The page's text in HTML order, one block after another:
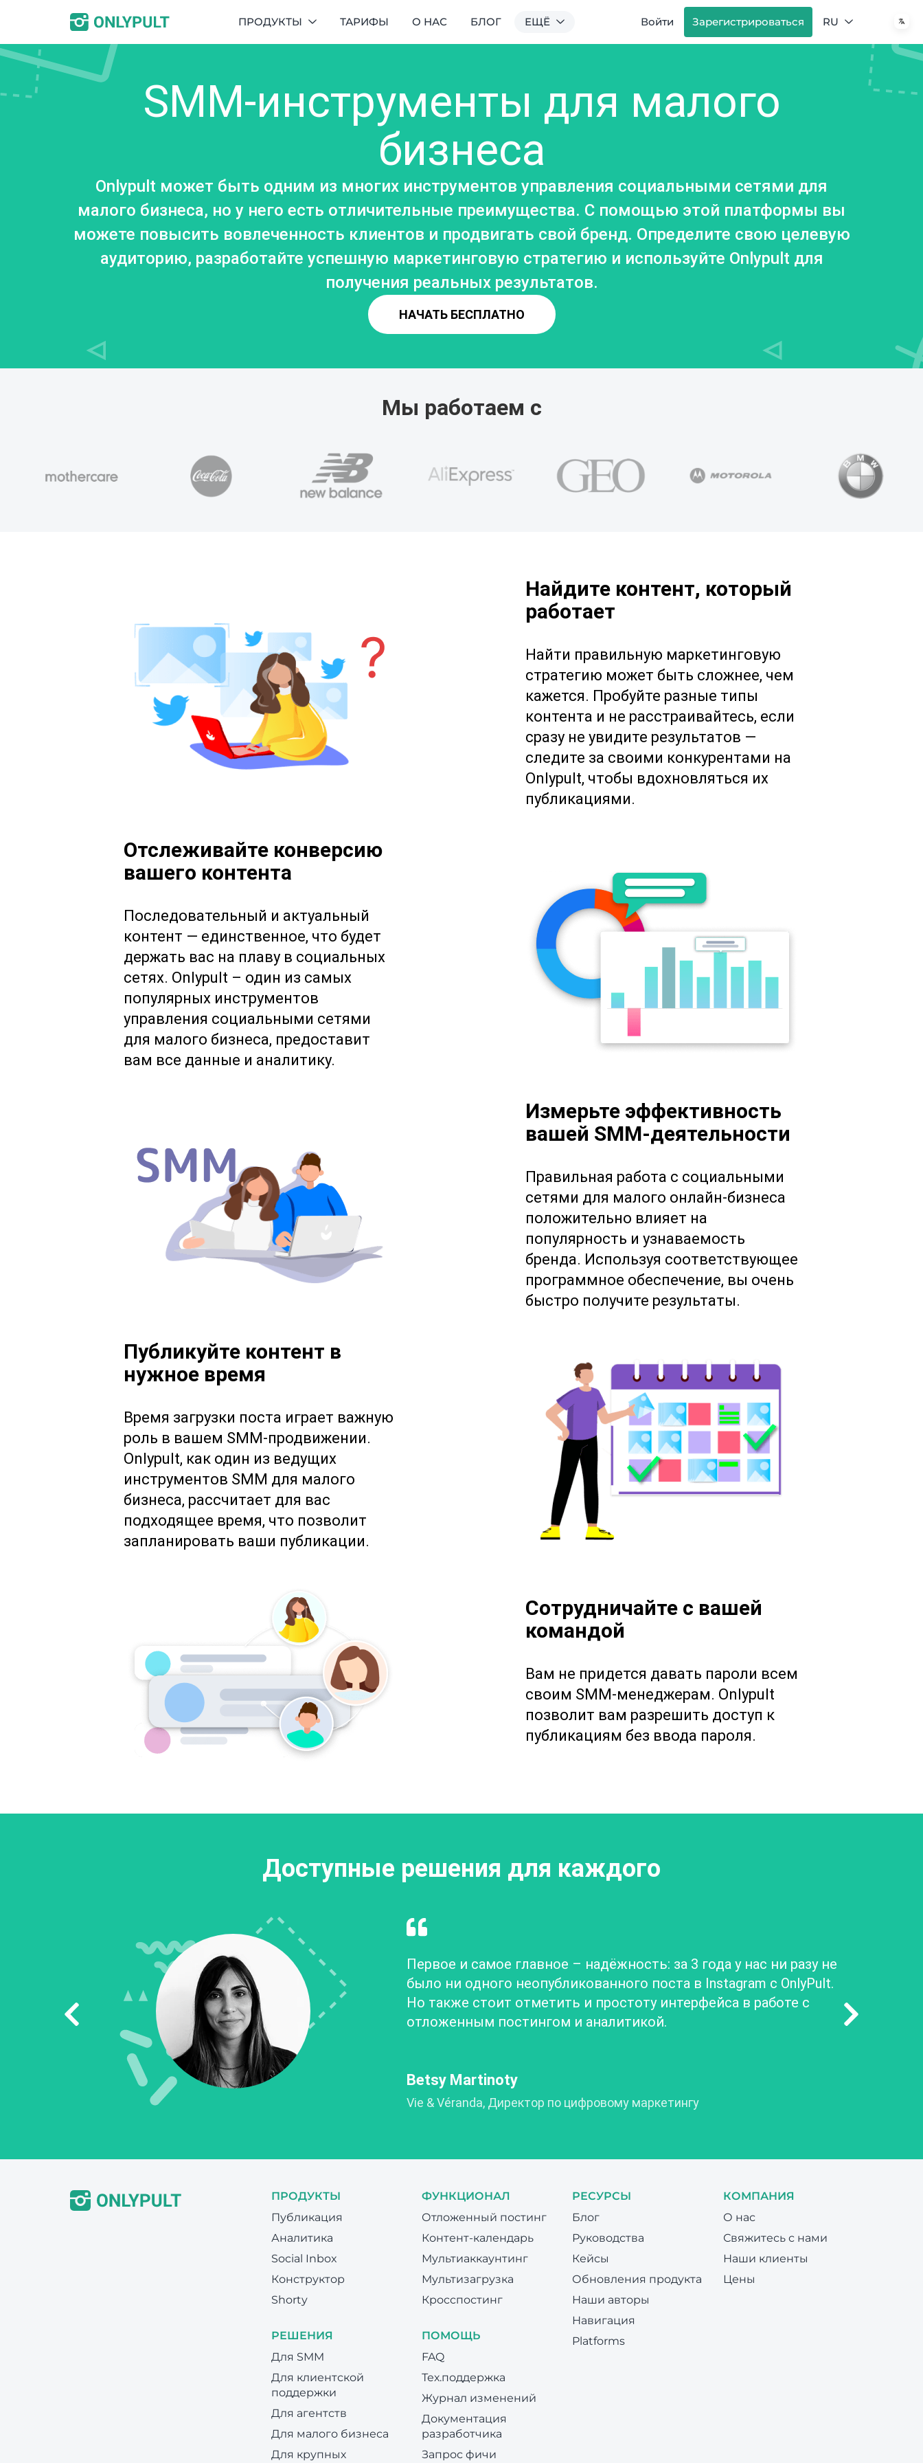
ПРОДУКТЫ ТАРИФЫ О НАС БЛОГ ЕЩЁ Войти Зарегистрироваться RU
SMM-инструменты для малого
бизнеса
Onlypult может быть одним из многих инструментов управления социальными сетями для
малого бизнеса, но у него есть отличительные преимущества. С помощью этой платформы вы
можете повысить вовлеченность клиентов и продвигать свой бренд. Определите свою целевую
аудиторию, разработайте успешную маркетинговую стратегию и используйте Onlypult для
получения реальных результатов.
НАЧАТЬ БЕСПЛАТНО
Мы работаем с
Найдите контент, который
работает
Найти правильную маркетинговую
стратегию может быть сложнее, чем
кажется. Пробуйте разные типы
контента и не расстраивайтесь, если
сразу не увидите результатов —
следите за своими конкурентами на
Onlypult, чтобы вдохновляться их
публикациями.
Отслеживайте конверсию
вашего контента
Последовательный и актуальный
контент — единственное, что будет
держать вас на плаву в социальных
сетях. Onlypult – один из самых
популярных инструментов
управления социальными сетями
для малого бизнеса, предоставит
вам все данные и аналитику.
Измерьте эффективность
вашей SMM-деятельности
Правильная работа с социальными
сетями для малого онлайн-бизнеса
положительно влияет на
популярность и узнаваемость
бренда. Используя соответствующее
программное обеспечение, вы очень
быстро получите результаты.
Публикуйте контент в
нужное время
Время загрузки поста играет важную
роль в вашем SMM-продвижении.
Onlypult, как один из ведущих
инструментов SMM для малого
бизнеса, рассчитает для вас
подходящее время, что позволит
запланировать ваши публикации.
Сотрудничайте с вашей
командой
Вам не придется давать пароли всем
своим SMM-менеджерам. Onlypult
позволит вам разрешить доступ к
публикациям без ввода пароля.
Доступные решения для каждого
Первое и самое главное – надёжность: за 3 года у нас ни разу не
было ни одного неопубликованного поста в Instagram с OnlyPult.
Но также стоит отметить и простоту интерфейса в работе с
отложенным постингом и аналитикой.
Betsy Martinoty
Vie & Véranda, Директор по цифровому маркетингу
ПРОДУКТЫ
Публикация
Аналитика
Social Inbox
Конструктор
Shorty
РЕШЕНИЯ
Для SMM
Для клиентской
поддержки
Для агентств
Для малого бизнеса
Для крупных
ФУНКЦИОНАЛ
Отложенный постинг
Контент-календарь
Мультиаккаунтинг
Мультизагрузка
Кросспостинг
ПОМОЩЬ
FAQ
Тех.поддержка
Журнал изменений
Документация
разработчика
Запрос фичи
РЕСУРСЫ
Блог
Руководства
Кейсы
Обновления продукта
Наши авторы
Навигация
Platforms
КОМПАНИЯ
О нас
Свяжитесь с нами
Наши клиенты
Цены